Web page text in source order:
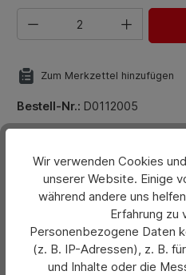
Produkt Anzahl: Gib den
Zum Merkzettel hinzufügen
Bestell-Nr.: D0112005
Blocks mit 25 Satz,
Firmeneindruck.
Papier,
Bewertungen
Wir verwenden Cookies
unserer Website. Einige
während andere uns
Erfahrung zu
Personenbezogene Daten
(z. B. IP-Adressen), z. B.
und Inhalte oder die